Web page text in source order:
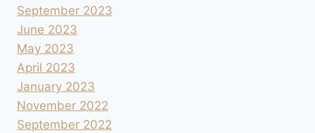
September 2023
June 2023
May 2023
April 2023
January 2023
November 2022
September 2022